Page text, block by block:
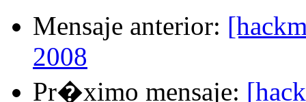
Mensaje anterior:
2008
Pr�ximo mensaje: